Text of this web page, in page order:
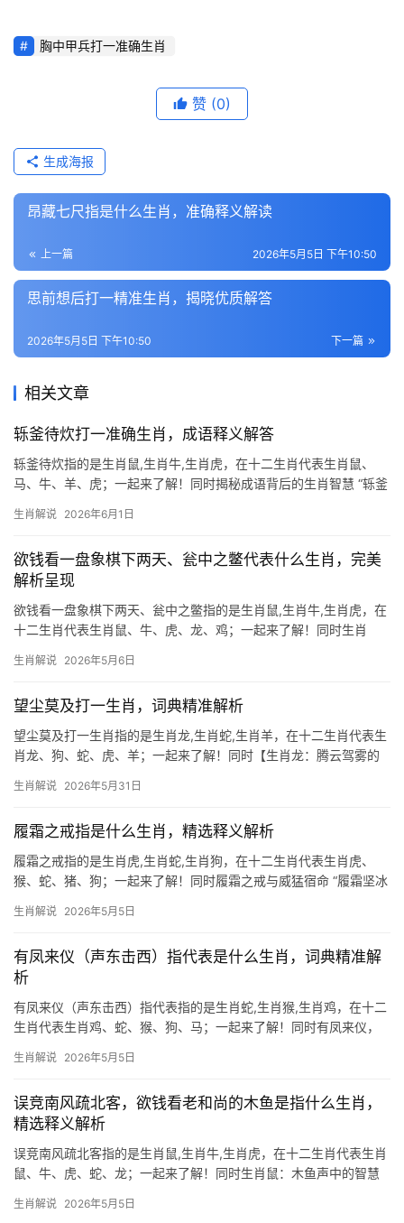
胸中甲兵打一准确生肖
赞 (0)
生成海报
昂藏七尺指是什么生肖，准确释义解读
上一篇 2026年5月5日 下午10:50
思前想后打一精准生肖，揭晓优质解答
下一篇
2026年5月5日 下午10:50
相关文章
轹釜待炊打一准确生肖，成语释义解答
轹釜待炊指的是生肖鼠,生肖牛,生肖虎，在十二生肖代表生肖鼠、
马、牛、羊、虎；一起来了解！同时揭秘成语背后的生肖智慧 “轹釜
语暗喻的生肖正是生肖鼠，古时粮仓常遭鼠患，百姓无米下锅时只
生肖解说 2026年6月1日
欲钱看一盘象棋下两天、瓮中之鳖代表什么生肖，完美
解析呈现
欲钱看一盘象棋下两天、瓮中之鳖指的是生肖鼠,生肖牛,生肖虎，在
十二生肖代表生肖鼠、牛、虎、龙、鸡；一起来了解！同时生肖
语暗喻生肖鼠的机敏与耐性，如同棋手步步为营，生肖鼠人善于运
生肖解说 2026年5月6日
望尘莫及打一生肖，词典精准解析
望尘莫及打一生肖指的是生肖龙,生肖蛇,生肖羊，在十二生肖代表生
肖龙、狗、蛇、虎、羊；一起来了解！同时【生肖龙：腾云驾雾的
烈火烹油，却也暗藏口舌是非，29岁至51岁者，下半年易遇团队停
生肖解说 2026年5月31日
履霜之戒指是什么生肖，精选释义解析
履霜之戒指的是生肖虎,生肖蛇,生肖狗，在十二生肖代表生肖虎、
猴、蛇、猪、狗；一起来了解！同时履霜之戒与威猛宿命 “履霜坚冰
象征权力与冒险，但霜雪降临之际，亦是锋芒受挫之时，明年甲辰
生肖解说 2026年5月5日
有凤来仪（声东击西）指代表是什么生肖，词典精准解
析
有凤来仪（声东击西）指代表指的是生肖蛇,生肖猴,生肖鸡，在十二
生肖代表生肖鸡、蛇、猴、狗、马；一起来了解！同时有凤来仪，
“声东击西”则是兵法中的巧妙策略，两者结合，暗喻生肖鸡的机敏与
生肖解说 2026年5月5日
误竞南风疏北客，欲钱看老和尚的木鱼是指什么生肖，
精选释义解析
误竞南风疏北客指的是生肖鼠,生肖牛,生肖虎，在十二生肖代表生肖
鼠、牛、虎、蛇、龙；一起来了解！同时生肖鼠：木鱼声中的智慧
指生肖鼠，木鱼空心的特质象征鼠类机敏善藏，而和尚敲击木鱼的
生肖解说 2026年5月5日